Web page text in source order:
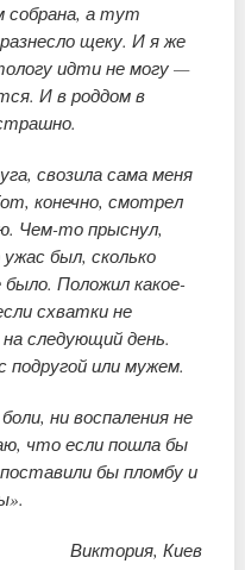
собрана, а тут
щеку. И я же
идти не могу —
И в роддом в
свозила сама меня
конечно, смотрел
Чем-то прыснул,
был, сколько
Положил какое-
схватки не
следующий день.
подругой или мужем.
ни воспаления не
что если пошла бы
бы пломбу и
Виктория, Киев